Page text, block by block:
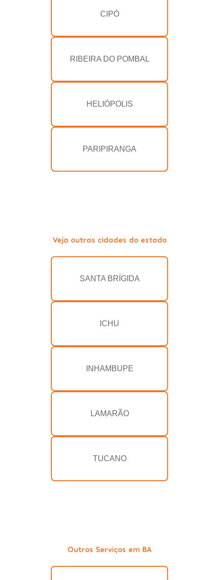
CIPÓ
RIBEIRA DO POMBAL
HELIÓPOLIS
PARIPIRANGA
Veja outras cidades do estado
SANTA BRÍGIDA
ICHU
INHAMBUPE
LAMARÃO
TUCANO
Outros Serviços em BA